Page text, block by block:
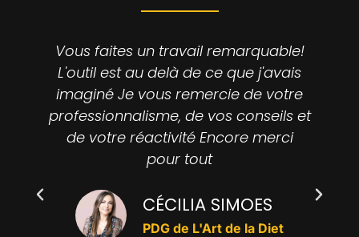
Vous faites un travail remarquable!
L'outil est au delà de ce que j'avais
imaginé Je vous remercie de votre
professionnalisme, de vos conseils et
de votre réactivité Encore merci
pour tout
CÉCILIA SIMOES
PDG de L'Art de la Diet